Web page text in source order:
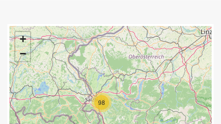
98
+
−